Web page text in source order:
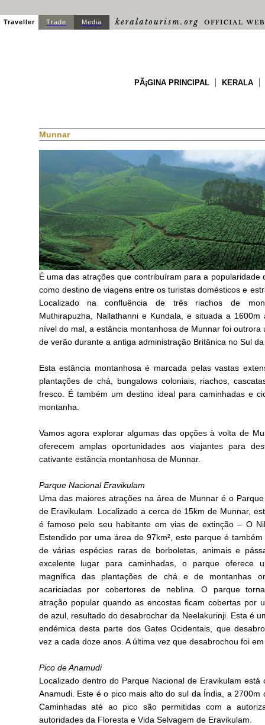
Traveller Trade Media
PÃ¡GINA PRINCIPAL KERALA
Munnar
É uma das atrações que contribuíram para a popularidade
como destino de viagens entre os turistas domésticos e
Localizado na confluência de três riachos de
Muthirapuzha, Nallathanni e Kundala, e situada a 1600m
nível do mal, a estância montanhosa de Munnar foi outrora
de verão durante a antiga administração Britânica no Sul
Esta estância montanhosa é marcada pelas vastas
plantações de chá, bungalows coloniais, riachos,
fresco. É também um destino ideal para caminhadas e
montanha.
Vamos agora explorar algumas das opções à volta de
oferecem amplas oportunidades aos viajantes para
cativante estância montanhosa de Munnar.
Parque Nacional Eravikulam
Uma das maiores atrações na área de Munnar é o
de Eravikulam. Localizado a cerca de 15km de Munnar,
é famoso pelo seu habitante em vias de extinção – O
Estendido por uma área de 97km², este parque é
de várias espécies raras de borboletas, animais e
excelente lugar para caminhadas, o parque oferece
magnífica das plantações de chá e de montanhas
acariciadas por cobertores de neblina. O parque
atração popular quando as encostas ficam cobertas por
de azul, resultado do desabrochar da Neelakurinji. Esta é
endémica desta parte dos Gates Ocidentais, que
vez a cada doze anos. A última vez que desabrochou foi
Pico de Anamudi
Localizado dentro do Parque Nacional de Eravikulam está
Anamudi. Este é o pico mais alto do sul da Índia, a 2700m
Caminhadas até ao pico são permitidas com a
autoridades da Floresta e Vida Selvagem de Eravikulam.